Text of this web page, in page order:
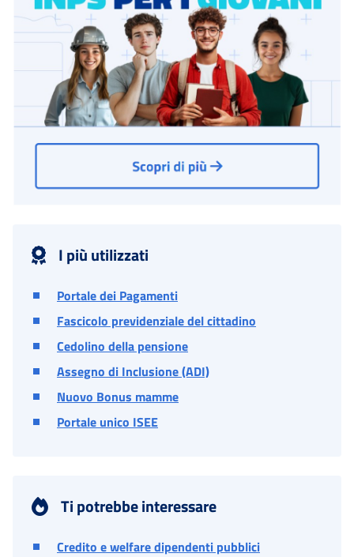
I più utilizzati
Portale dei Pagamenti
Fascicolo previdenziale del cittadino
Cedolino della pensione
Assegno di Inclusione (ADI)
Nuovo Bonus mamme
Portale unico ISEE
Ti potrebbe interessare
Credito e welfare dipendenti pubblici